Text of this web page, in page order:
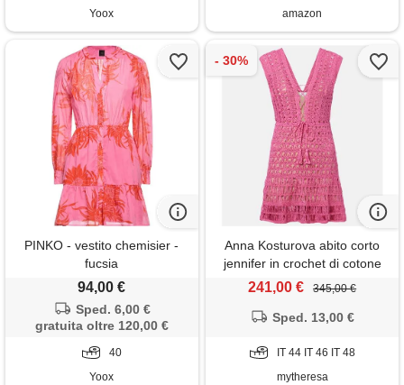
Yoox
amazon
PINKO - vestito chemisier -
fucsia
94,00 €
Sped. 6,00 €
gratuita oltre 120,00 €
40
Yoox
Anna Kosturova abito corto
jennifer in crochet di cotone
241,00 € 345,00 €
Sped. 13,00 €
IT 44 IT 46 IT 48
mytheresa